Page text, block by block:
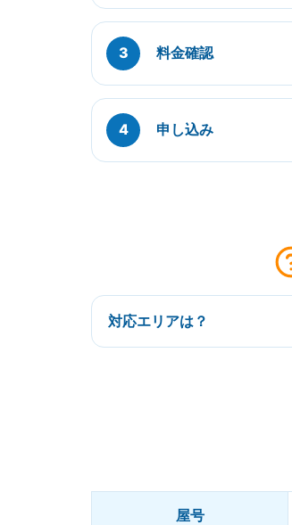
料金確認
申し込み
対応エリアは？
屋号